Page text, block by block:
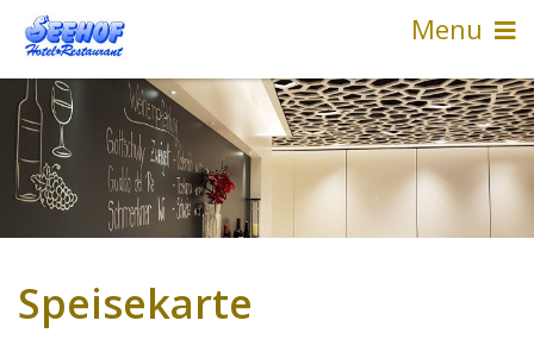
Menu
Speisekarte